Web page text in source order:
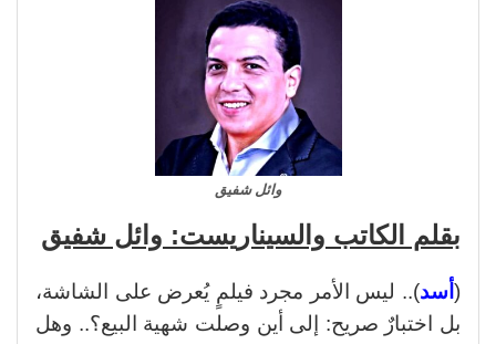
وائل شفيق
بقلم الكاتب والسيناريست: وائل شفيق
( أسد).. ليس الأمر مجرد فيلمٍ يُعرض على الشاشة،
بل اختبارٌ صريح: إلى أين وصلت شهية البيع؟.. وهل